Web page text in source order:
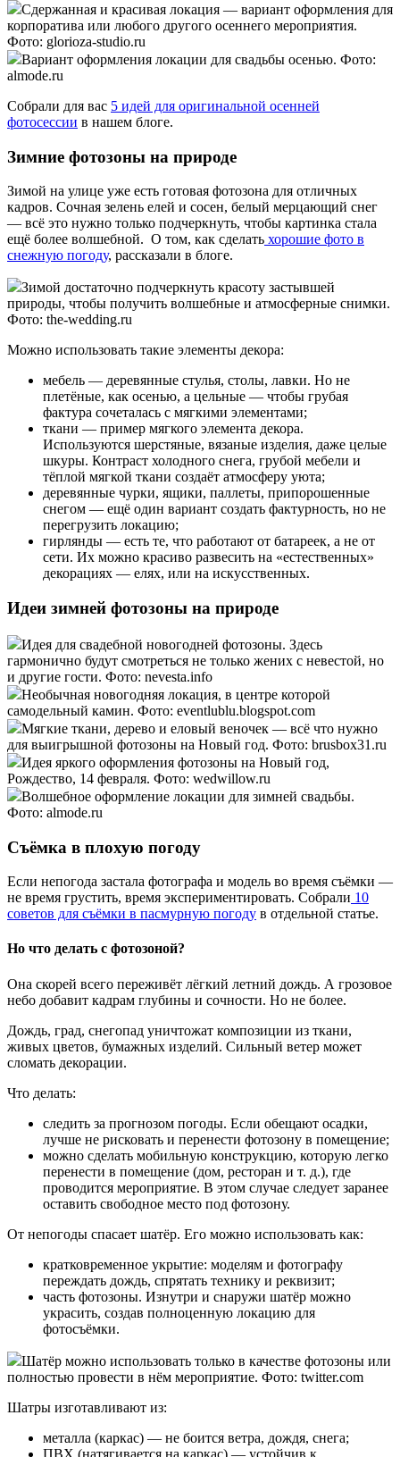
Сдержанная и красивая локация — вариант оформления для
корпоратива или любого другого осеннего мероприятия.
Фото: glorioza-studio.ru
Вариант оформления локации для свадьбы осенью. Фото:
almode.ru
Собрали для вас 5 идей для оригинальной осенней
фотосессии в нашем блоге.
Зимние фотозоны на природе
Зимой на улице уже есть готовая фотозона для отличных
кадров. Сочная зелень елей и сосен, белый мерцающий снег
— всё это нужно только подчеркнуть, чтобы картинка стала
ещё более волшебной. О том, как сделать хорошие фото в
снежную погоду, рассказали в блоге.
Зимой достаточно подчеркнуть красоту застывшей
природы, чтобы получить волшебные и атмосферные снимки.
Фото: the-wedding.ru
Можно использовать такие элементы декора:
мебель — деревянные стулья, столы, лавки. Но не
плетёные, как осенью, а цельные — чтобы грубая
фактура сочеталась с мягкими элементами;
ткани — пример мягкого элемента декора.
Используются шерстяные, вязаные изделия, даже целые
шкуры. Контраст холодного снега, грубой мебели и
тёплой мягкой ткани создаёт атмосферу уюта;
деревянные чурки, ящики, паллеты, припорошенные
снегом — ещё один вариант создать фактурность, но не
перегрузить локацию;
гирлянды — есть те, что работают от батареек, а не от
сети. Их можно красиво развесить на «естественных»
декорациях — елях, или на искусственных.
Идеи зимней фотозоны на природе
Идея для свадебной новогодней фотозоны. Здесь
гармонично будут смотреться не только жених с невестой, но
и другие гости. Фото: nevesta.info
Необычная новогодняя локация, в центре которой
самодельный камин. Фото: eventlublu.blogspot.com
Мягкие ткани, дерево и еловый веночек — всё что нужно
для выигрышной фотозоны на Новый год. Фото: brusbox31.ru
Идея яркого оформления фотозоны на Новый год,
Рождество, 14 февраля. Фото: wedwillow.ru
Волшебное оформление локации для зимней свадьбы.
Фото: almode.ru
Съёмка в плохую погоду
Если непогода застала фотографа и модель во время съёмки —
не время грустить, время экспериментировать. Собрали 10
советов для съёмки в пасмурную погоду в отдельной статье.
Но что делать с фотозоной?
Она скорей всего переживёт лёгкий летний дождь. А грозовое
небо добавит кадрам глубины и сочности. Но не более.
Дождь, град, снегопад уничтожат композиции из ткани,
живых цветов, бумажных изделий. Сильный ветер может
сломать декорации.
Что делать:
следить за прогнозом погоды. Если обещают осадки,
лучше не рисковать и перенести фотозону в помещение;
можно сделать мобильную конструкцию, которую легко
перенести в помещение (дом, ресторан и т. д.), где
проводится мероприятие. В этом случае следует заранее
оставить свободное место под фотозону.
От непогоды спасает шатёр. Его можно использовать как:
кратковременное укрытие: моделям и фотографу
переждать дождь, спрятать технику и реквизит;
часть фотозоны. Изнутри и снаружи шатёр можно
украсить, создав полноценную локацию для
фотосъёмки.
Шатёр можно использовать только в качестве фотозоны или
полностью провести в нём мероприятие. Фото: twitter.com
Шатры изготавливают из:
металла (каркас) — не боится ветра, дождя, снега;
ПВХ (натягивается на каркас) — устойчив к